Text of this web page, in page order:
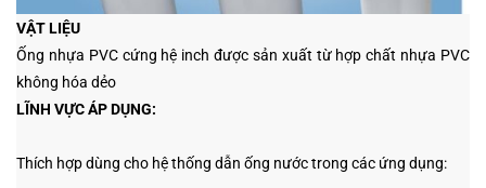
VẬT LIỆU
Ống nhựa PVC cứng hệ inch được sản xuất từ hợp chất nhựa PVC
không hóa dẻo
LĨNH VỰC ÁP DỤNG:
Thích hợp dùng cho hệ thống dẫn ống nước trong các ứng dụng: